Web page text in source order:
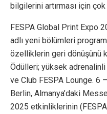
bilgilerini artırması için çok
FESPA Global Print Expo
adlı yeni bölümleri
özelliklerin geri dönüşünü
Ödülleri; yüksek
ve Club FESPA Lounge. 6
Berlin, Almanya’daki
2025 etkinliklerinin